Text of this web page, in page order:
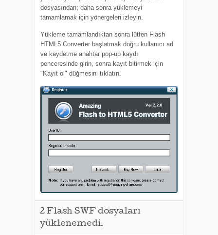
dosyasından; daha sonra yüklemeyi
tamamlamak için yönergeleri izleyin.
Yükleme tamamlandıktan sonra lütfen Flash
HTML5 Converter başlatmak doğru kullanıcı ad
ve kaydetme anahtar pop-up kaydı
penceresinde girin, sonra kayıt bitirmek için
"Kayıt ol" düğmesini tıklatın.
2Flash SWF dosyaları
yüklenemedi.